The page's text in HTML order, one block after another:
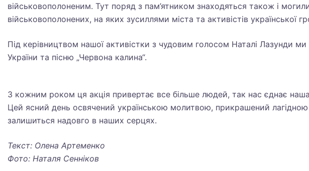
військовополоненим. Тут поряд з пам’ятником знаходяться також і
військовополонених, на яких зусиллями міста та активістів української
Під керівництвом нашої активістки з чудовим голосом Наталі Лазунди
України та пісню „Червона калина“.
З кожним роком ця акція привертає все більше людей, так нас єднає наша
Цей ясний день освячений українською молитвою, прикрашений
залишиться надовго в наших серцях.
Текст: Олена Артеменко
Фото: Наталя Сенніков